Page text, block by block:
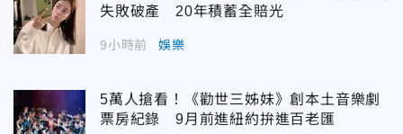
失敗破產 20年積蓄全賠光
9小時前 娛樂
5萬人搶看！《勸世三姊妹》創本土音樂劇
票房紀錄 9月前進紐約拚進百老匯